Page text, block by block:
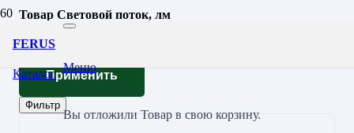
FERUS
Меню
Вы отложили Товарв свою корзину.
Каталог
Товар Световой поток, лм
Применить
Фильтр